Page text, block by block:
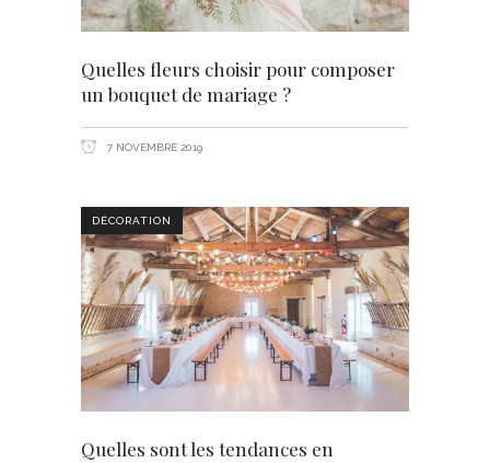
Quelles fleurs choisir pour composer
un bouquet de mariage ?
7 NOVEMBRE 2019
DÉCORATION
Quelles sont les tendances en